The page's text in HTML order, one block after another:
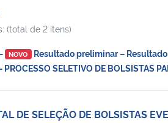
(total de 2 itens)
NOVO
Resultado preliminar –
SELETIVO DE BOLSISTAS
DE SELEÇÃO DE BOLSISTAS